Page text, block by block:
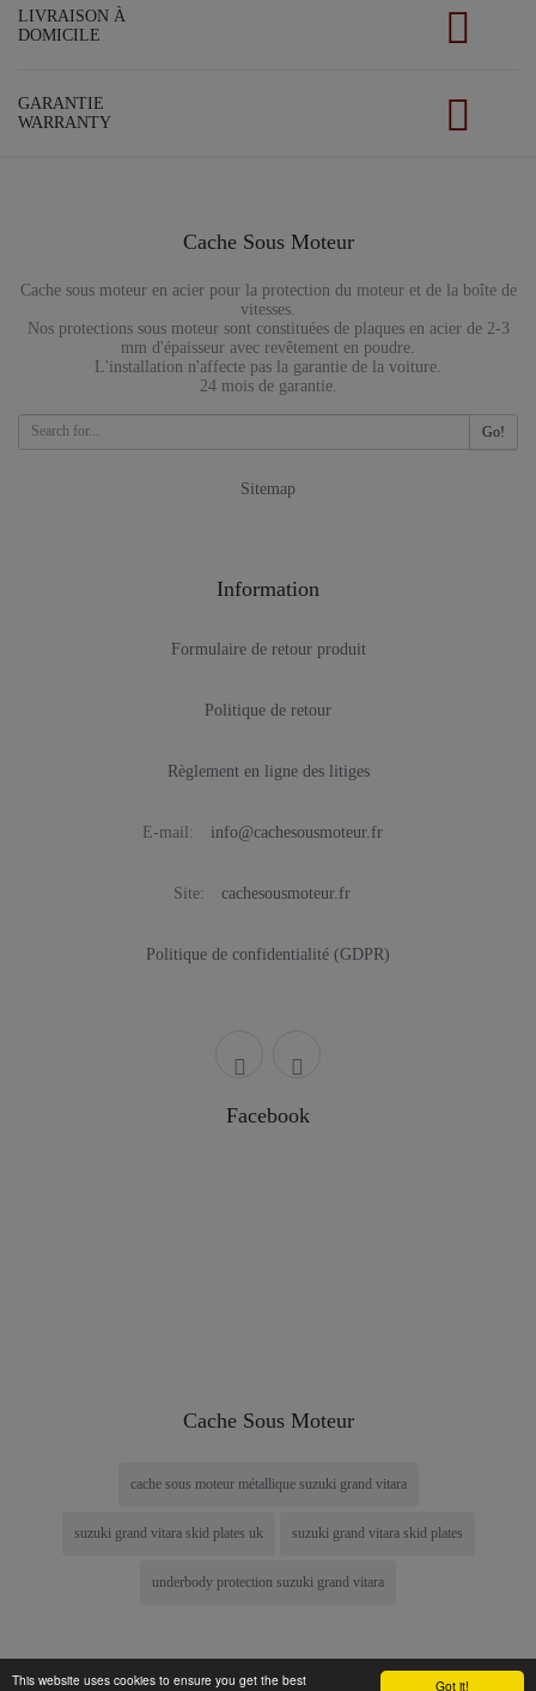
Got it!
This website uses cookies to ensure you get the best
LIVRAISON À
DOMICILE
GARANTIE
WARRANTY
Cache Sous Moteur
Cache sous moteur en acier pour la protection du moteur et de la boîte de
vitesses.
Nos protections sous moteur sont constituées de plaques en acier de 2-3
mm d'épaisseur avec revêtement en poudre.
L'installation n'affecte pas la garantie de la voiture.
24 mois de garantie.
Go!
Sitemap
Information
Formulaire de retour produit
Politique de retour
Règlement en ligne des litiges
E-mail: info@cachesousmoteur.fr
Site: cachesousmoteur.fr
Politique de confidentialité (GDPR)
Facebook
Cache Sous Moteur
cache sous moteur métallique suzuki grand vitara
suzuki grand vitara skid plates uk suzuki grand vitara skid plates
underbody protection suzuki grand vitara